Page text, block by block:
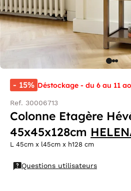
- 15% Déstockage - du 6 au 11
Ref. 30006713
Colonne Etagère
45x45x128cm
L 45cm x l45cm x h128 cm
Questions utilisateurs